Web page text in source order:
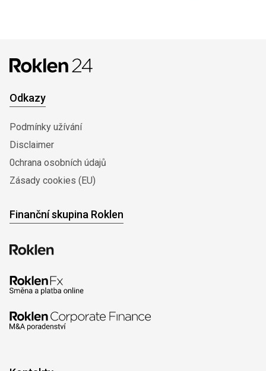
Odkazy
Podmínky užívání
Disclaimer
0chrana osobních údajů
Zásady cookies (EU)
Finanční skupina Roklen